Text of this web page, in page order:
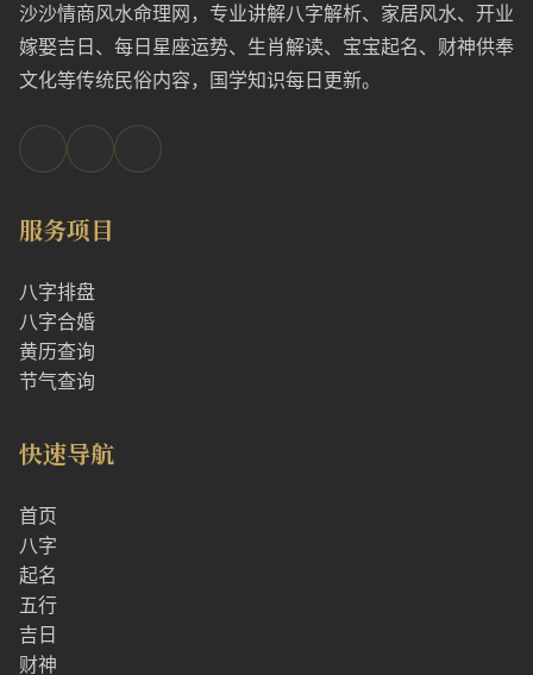
沙沙情商风水命理网，专业讲解八字解析、家居风水、开业
嫁娶吉日、每日星座运势、生肖解读、宝宝起名、财神供奉
文化等传统民俗内容，国学知识每日更新。
服务项目
八字排盘
八字合婚
黄历查询
节气查询
快速导航
首页
八字
起名
五行
吉日
财神